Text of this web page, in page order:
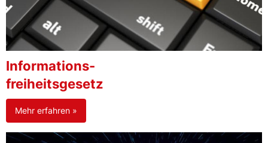
Informations-
freiheitsgesetz
Mehr erfahren »